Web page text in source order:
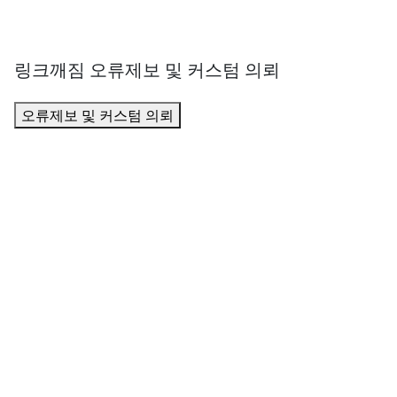
링크깨짐 오류제보 및 커스텀 의뢰
오류제보 및 커스텀 의뢰